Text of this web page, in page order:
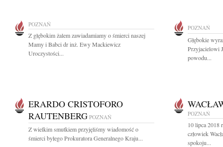
POZNAŃ
Z głębokim żalem zawiadamiamy o śmierci naszej
Mamy i Babci dr inż. Ewy Mackiewicz
Uroczystości...
POZNAŃ
Głębokie
Przyjacielowi
powodu...
ERARDO CRISTOFORO
RAUTENBERG POZNAŃ
Z wielkim smutkiem przyjęliśmy wiadomość o
śmierci byłego Prokuratora Generalnego Kraju...
POZNAŃ
10 lipca 2018
człowiek
spokoju...